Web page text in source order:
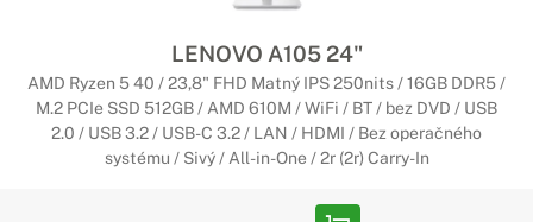
LENOVO A105 24"
AMD Ryzen 5 40 / 23,8" FHD Matný IPS 250nits / 16GB DDR5 /
M.2 PCIe SSD 512GB / AMD 610M / WiFi / BT / bez DVD / USB
2.0 / USB 3.2 / USB-C 3.2 / LAN / HDMI / Bez operačného
systému / Sivý / All-in-One / 2r (2r) Carry-In